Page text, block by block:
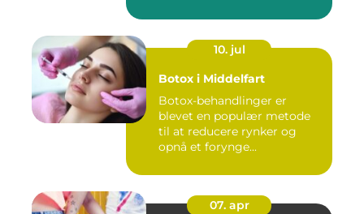
10. jul
Botox i Middelfart
Botox-behandlinger er
blevet en populær metode
til at reducere rynker og
opnå et forynge...
07. apr